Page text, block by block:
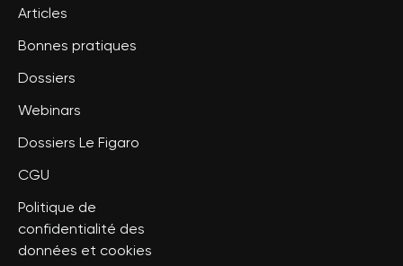
Articles
Bonnes pratiques
Dossiers
Webinars
Dossiers Le Figaro
CGU
Politique de
confidentialité des
données et cookies